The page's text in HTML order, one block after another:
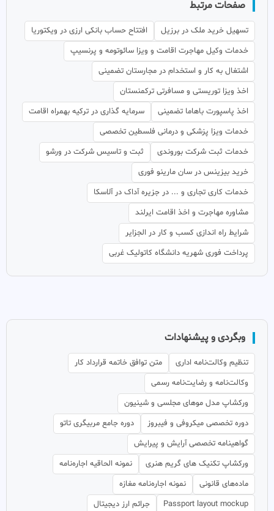
صفحات مرتبط
تسهیل خرید ملک در برزیل
افتتاح حساب بانکی ارزی در ویکتوریا
خدمات وکیل مهاجرت اقامت و ویزا سائوتومه و پرنسیپ
اشتغال به کار و استخدام در مجارستان تضمینی
اخذ ویزا توریستی و مسافرتی ترکمنستان
اخذ پاسپورت باهاما تضمینی
سرمایه گذاری در ترکیه بهمراه اقامت
خدمات ویزا پزشکی و درمانی فلسطین تخصصی
خدمات ثبت شرکت بوروندی
ثبت و تاسیس شرکت در ورشو
خرید بیزینس در سان مارینو فوری
خدمات کاری تجاری و ... در جزیره آداک در آلاسکا
مشاوره مهاجرت و اخذ اقامت ایرلند
شرایط راه اندازی کسب و کار در الجزایر
پرداخت فوری شهریه دانشگاه کاتولیک غربی
وبگردی و پیشنهادات
تنظیم وکالت‌نامه اداری
متن توافق خاتمه قرارداد کار
وکالت‌نامه و رضایت‌نامه رسمی
ورکشاپ مدل موهای مجلسی و شینیون
دوره تخصصی میکروفی و فیبروز
دوره جامع مربیگری تاتو
گواهینامه تخصصی آرایش و پیرایش
ورکشاپ تکنیک های گریم هنری
نمونه الحاقیه اجاره‌نامه
ماده‌های قانونی
نمونه اجاره‌نامه مغازه
Passport layout mockup
جرائم ارز دیجیتال